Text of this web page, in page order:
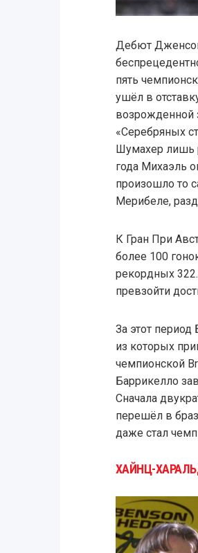
Дебют
пять
ушёл в
возрожденной
«Серебряных
Шумахер лишь
года Михаэль
произошло то
Мерибеле,
К Гран При
более 100
рекордных
превзойти
За этот
из которых
чемпионской
Баррикелло
Сначала
перешёл в
даже стал
ХАЙНЦ-